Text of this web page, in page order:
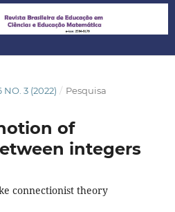
NO. 3 (2022) / Pesquisa
of
integers
connectionist theory